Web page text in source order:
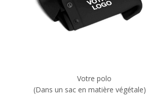
Votre polo
(Dans un sac en matière végétale)